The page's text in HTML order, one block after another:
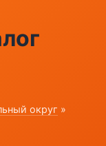
округ »